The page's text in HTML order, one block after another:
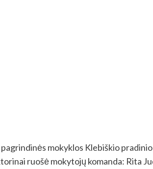
mokyklos Klebiškio
ruošė mokytojų komanda: Rita